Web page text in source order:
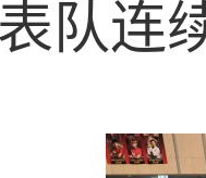
队连